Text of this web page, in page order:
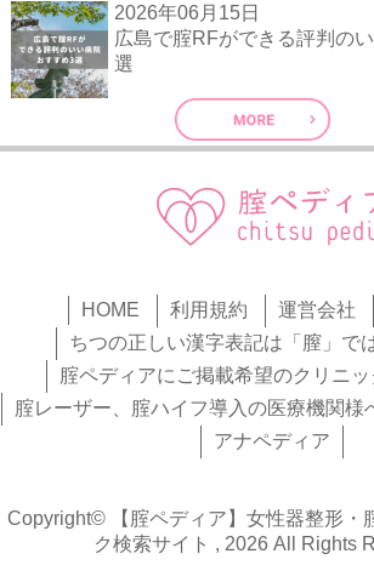
2026年06月15日
広島で腟RFができる評判の
選
HOME 利用規約 運営会社
ちつの正しい漢字表記は「膣」で
腟ペディアにご掲載希望のクリニ
腟レーザー、腟ハイフ導入の医療機関様
アナペディア
Copyright© 【腟ペディア】女性器整形・
ク検索サイト , 2026 All Rights